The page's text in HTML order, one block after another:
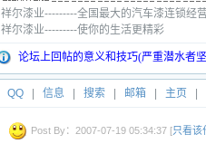
祥尔漆业---------全国最大的汽车漆连锁经
祥尔漆业---------使你的生活更精彩
论坛上回帖的意义和技巧(严重潜水者
QQ 信息 搜索 邮箱 主页
Post By：2007-07-19 05:34:37 [只看该